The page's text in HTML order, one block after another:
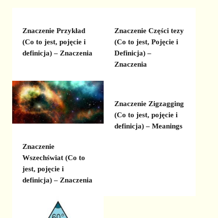
Znaczenie Przykład
(Co to jest, pojęcie i
definicja) – Znaczenia
Znaczenie Części tezy
(Co to jest, Pojęcie i
Definicja) –
Znaczenia
Znaczenie
Wszechświat (Co to
jest, pojęcie i
definicja) – Znaczenia
Znaczenie Zigzagging
(Co to jest, pojęcie i
definicja) – Meanings